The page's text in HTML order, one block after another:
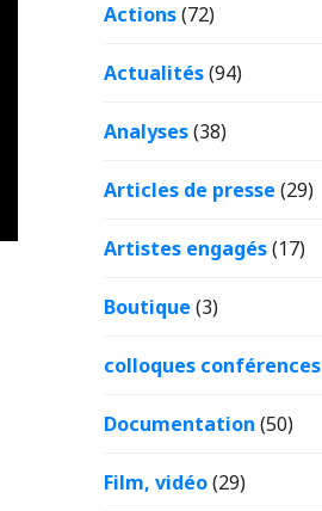
Actions(72)
Actualités(94)
Analyses(38)
Articles de presse (29)
Artistes engagés(17)
Boutique (3)
colloques conférences
Documentation (50)
Film, vidéo(29)